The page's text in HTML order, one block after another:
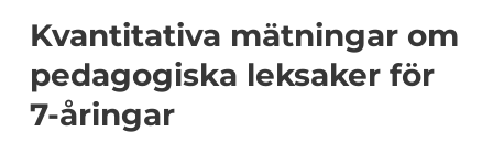
Kvantitativa mätningar om
pedagogiska leksaker för
7-åringar